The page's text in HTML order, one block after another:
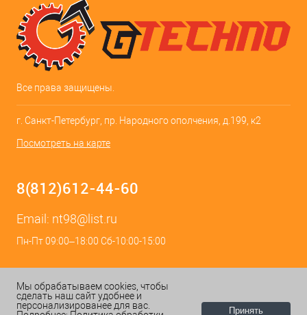
Все права защищены.
г. Санкт-Петербург, пр. Народного ополчения, д.199, к2
Посмотреть на карте
8(812)612-44-60
Email: nt98@list.ru
Пн-Пт 09:00–18:00 Сб-10:00-15:00
Мы обрабатываем cookies, чтобы
сделать наш сайт удобнее и
персонализированее для вас.
Принять